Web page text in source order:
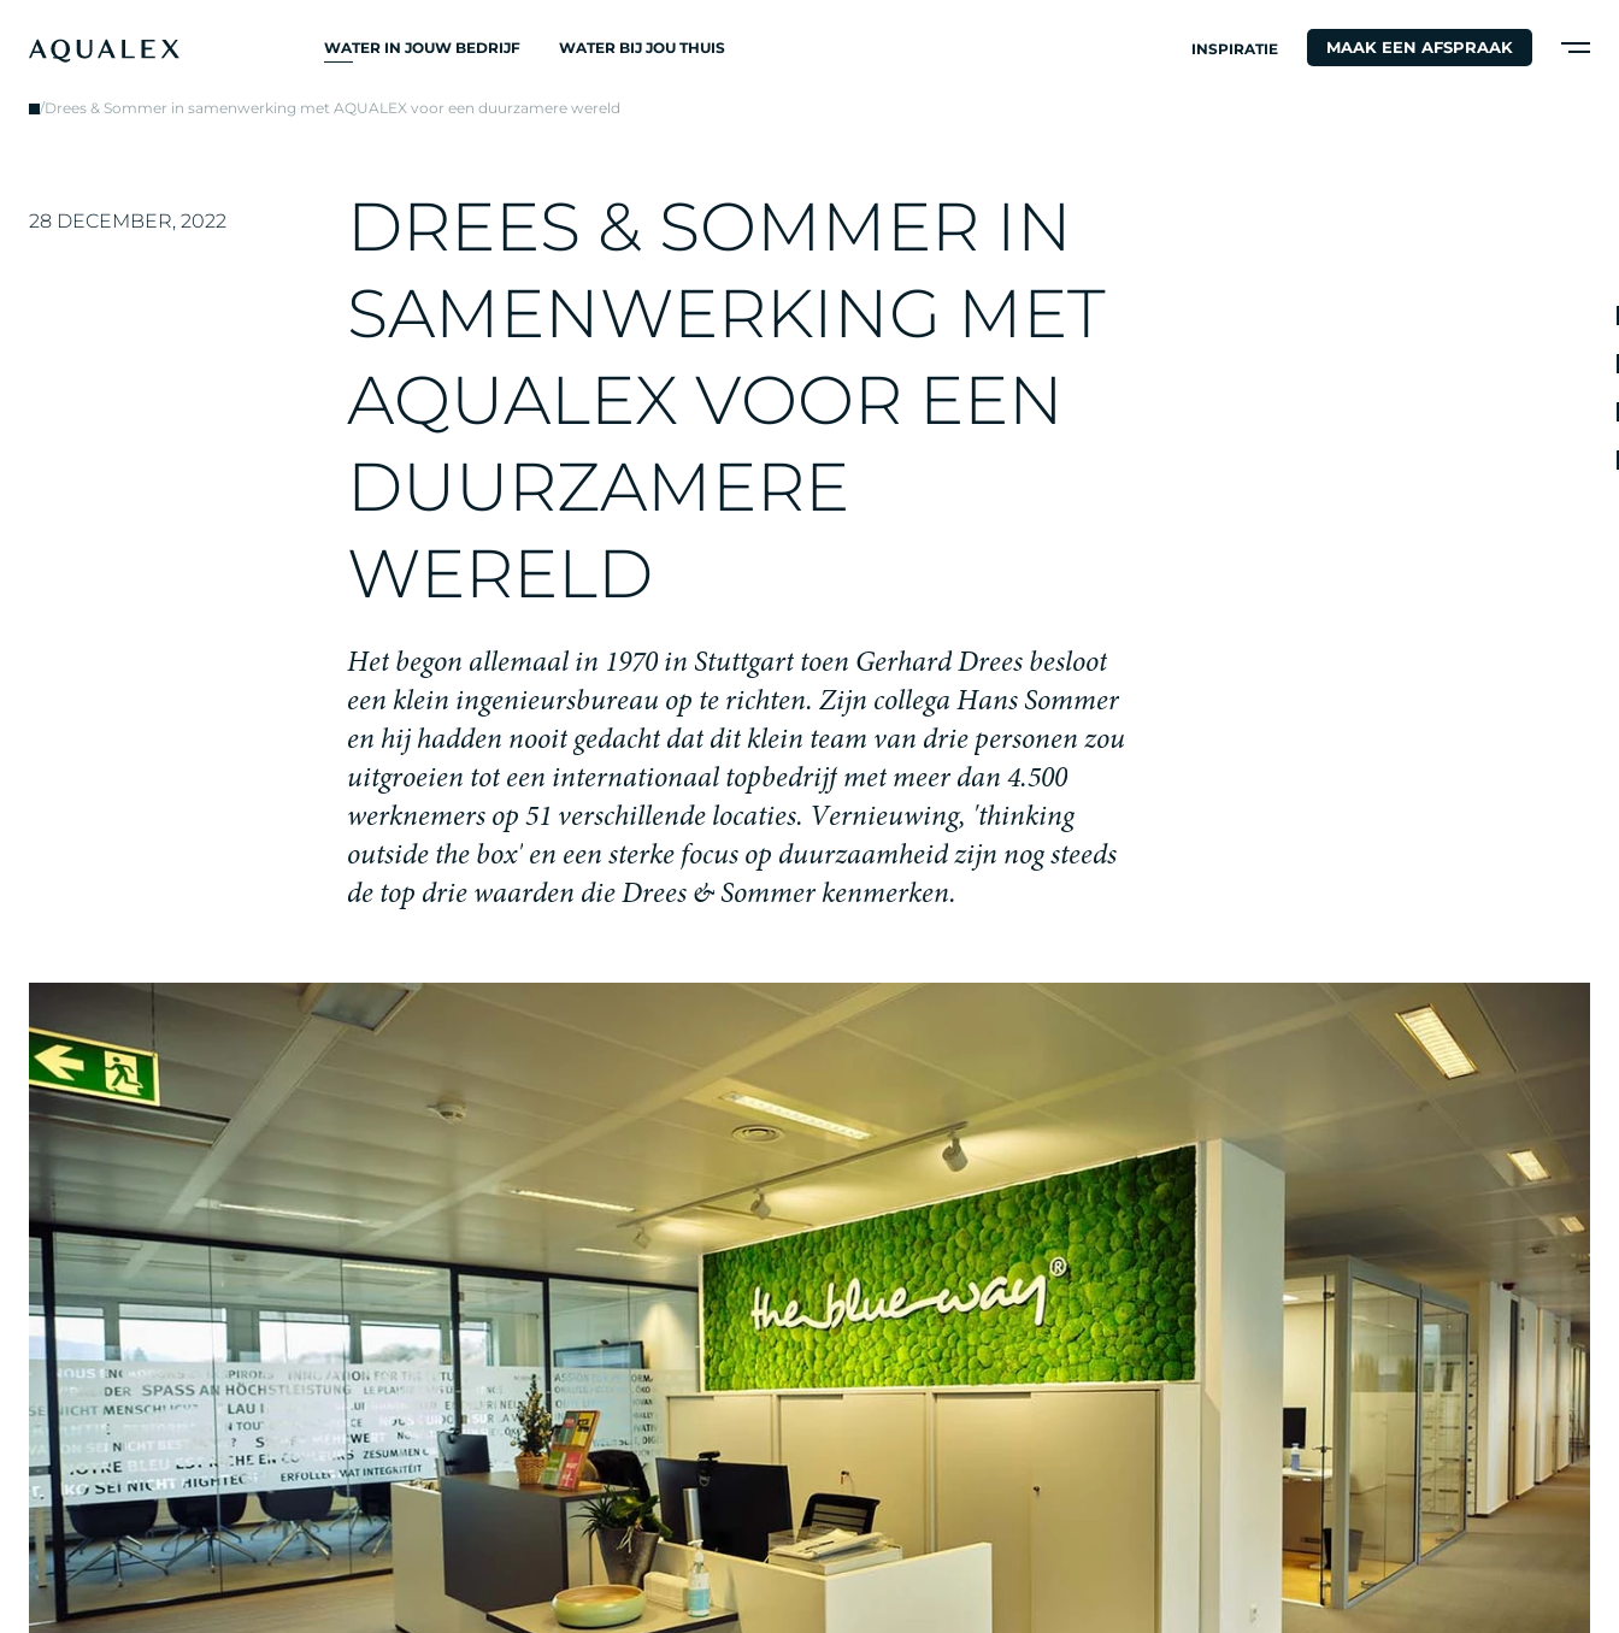
WATER IN JOUW BEDRIJF
ALLE
DRINKWATERSYSTEMEN
KEUKENKRANEN
WATERDISPENSERS
WATERFILTER
WATER BIJ JOU THUIS INSPIRATIE MAAK EEN AFSPRAAK
/Drees & Sommer in samenwerking met AQUALEX voor een duurzamere wereld
28 DECEMBER, 2022 DREES & SOMMER IN
SAMENWERKING MET
AQUALEX VOOR EEN
DUURZAMERE
WERELD
Het begon allemaal in 1970 in Stuttgart toen Gerhard Drees besloot
een klein ingenieursbureau op te richten. Zijn collega Hans Sommer
en hij hadden nooit gedacht dat dit klein team van drie personen zou
uitgroeien tot een internationaal topbedrijf met meer dan 4.500
werknemers op 51 verschillende locaties. Vernieuwing, 'thinking
outside the box' en een sterke focus op duurzaamheid zijn nog steeds
de top drie waarden die Drees & Sommer kenmerken.